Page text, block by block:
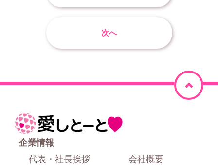
次へ
ペ
ー
ホ
ー
企業情報
代表・社長挨拶
会社概要